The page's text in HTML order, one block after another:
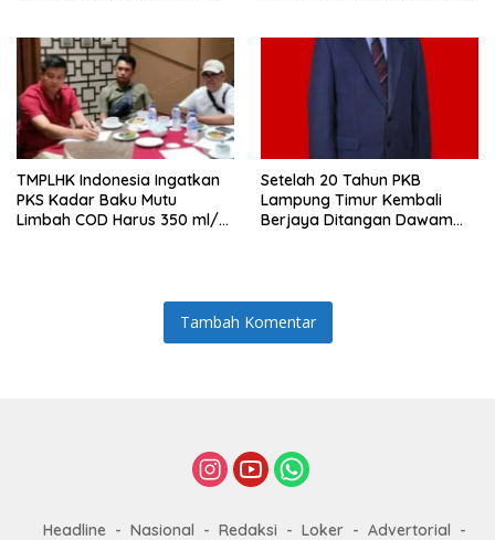
TMPLHK Indonesia Ingatkan
PKS Kadar Baku Mutu
Limbah COD Harus 350 ml/L
Setelah 20 Tahun PKB
Lampung Timur Kembali
Berjaya Ditangan Dawam
Tambah Komentar
Headline Nasional Redaksi Loker Advertorial